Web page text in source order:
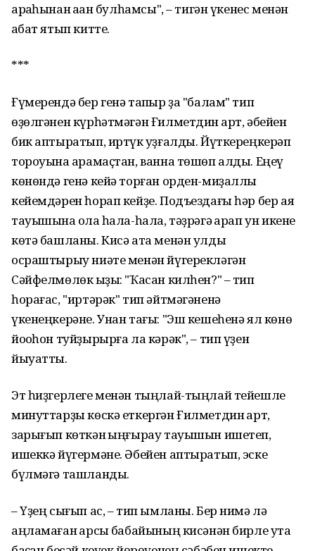
арҡаһынан ҡаҡҡан булһамсы", – тигəн үкенес менəн
ҡабат ятып китте.
***
Ғүмерендə бер генə тапҡыр ҙа "балам" тип
ɵҙɵлгəнен күрһəтмəгəн Ғилметдин ҡарт, əбейен
бик аптыратып, иртүк ҡуҙғалды. Йүткереңкерəп
тороуына ҡарамаҫтан, ванна тɵшɵп алды. Еңеү
кɵнɵндə генə кейə торған орден-миҙаллы
кейемдəрен һорап кейҙе. Подъездағы һəр бер аяҡ
тауышына ҡолаҡ һала-һала, тəҙрəгə ҡарап ун икене
кɵтə башланы. Кисə ата менəн улды
осраштырыу ниəте менəн йүгереклəгəн
Сəйфелмɵлɵк ҡыҙы: "Ҡасан килһен?" – тип
һорағас, "иртəрəк" тип əйтмəгəненə
үкенеңкерəне. Унан тағы: "Эш кешеһенə ял кɵнɵ
йоҡоһон туйҙырырға ла кəрəк", – тип үҙен
йыуатты.
Эт һиҙгерлеге менəн тыңлай-тыңлай тейешле
минуттарҙы кɵскə еткергəн Ғилметдин ҡарт,
зарығып кɵткəн ҡыңғырау тауышын ишетеп,
ишеккə йүгермəне. Əбейен аптыратып, эске
бүлмəгə ташланды.
– Үҙең сығып ас, – тип ымланы. Бер нимə лə
аңламаған ҡарсыҡ бабайының кисəнəн бирле утҡа